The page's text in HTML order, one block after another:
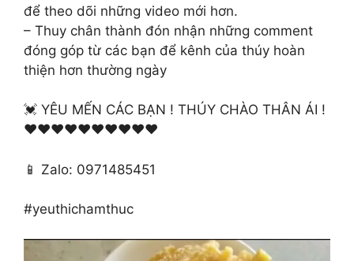
để theo dõi những video mới hơn.
– Thuy chân thành đón nhận những comment
đóng góp từ các bạn để kênh của thúy hoàn
thiện hơn thường ngày
💓 YÊU MẾN CÁC BẠN ! THÚY CHÀO THÂN ÁI !
♥️♥️♥️♥️♥️♥️♥️♥️♥️♥️
📱 Zalo: 0971485451
#yeuthichamthuc